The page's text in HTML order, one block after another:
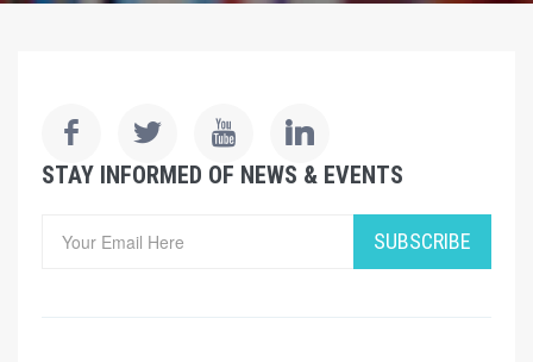
STAY INFORMED OF NEWS & EVENTS
SUBSCRIBE